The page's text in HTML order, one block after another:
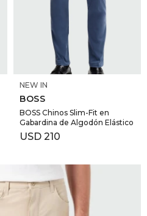
SELECCIONAR TALLE
NEW IN
BOSS
BOSS Chinos Slim-Fit en
Gabardina de Algodón Elástico
USD 210